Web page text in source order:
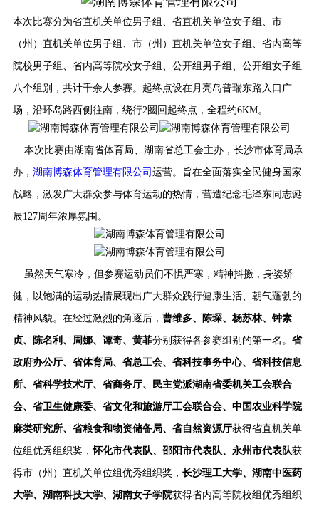
本次比赛分为省直机关单位男子组、省直机关单位女子组、市
（州）直机关单位男子组、市（州）直机关单位女子组、省内高等
院校男子组、省内高等院校女子组、公开组男子组、公开组女子组
八个组别，共计千余人参赛。起终点设在月亮岛普瑞东路入口广
场，沿环岛路西侧往南，绕行2圈回起终点，全程约6KM。
本次比赛由湖南省体育局、湖南省总工会主办，长沙市体育局承
办， 湖南博森体育管理有限公司 运营。旨在全面落实全民健身国家
战略，激发广大群众参与体育运动的热情，营造纪念毛泽东同志诞
辰127周年浓厚氛围。
虽然天气寒冷，但参赛运动员们不惧严寒，精神抖擞，身姿矫
健，以饱满的运动热情展现出广大群众践行健康生活、朝气蓬勃的
精神风貌。在经过激烈的角逐后， 曹维多、陈琛、杨苏林、钟素
贞、陈名利、周娜、谭奇、黄菲分别获得各参赛组别的第一名。 省
政府办公厅、省体育局、省总工会、省科技事务中心、省科技信息
所、省科学技术厅、省商务厅、民主党派湖南省委机关工会联合
会、省卫生健康委、省文化和旅游厅工会联合会、中国农业科学院
麻类研究所、省粮食和物资储备局、省自然资源厅获得省直机关单
位组优秀组织奖，怀化市代表队、邵阳市代表队、永州市代表队获
得市（州）直机关单位组优秀组织奖， 长沙理工大学、湖南中医药
大学、湖南科技大学、湖南女子学院获得省内高等院校组优秀组织